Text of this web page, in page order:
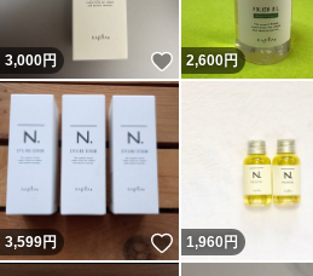
3,000円 いいね！
2,600円
3,599円 いいね！
1,960 円